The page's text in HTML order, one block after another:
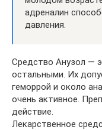
адреналин
давления.
Средство Анузол —
остальными. Их
геморрой и около
очень активное.
действие.
Лекарственное